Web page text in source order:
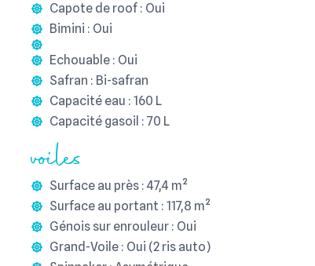
Capote de roof : Oui
Bimini : Oui
Echouable : Oui
Safran : Bi-safran
Capacité eau : 160 L
Capacité gasoil : 70 L
voiles
Surface au près : 47,4 m²
Surface au portant : 117,8 m²
Génois sur enrouleur : Oui
Grand-Voile : Oui (2 ris auto)